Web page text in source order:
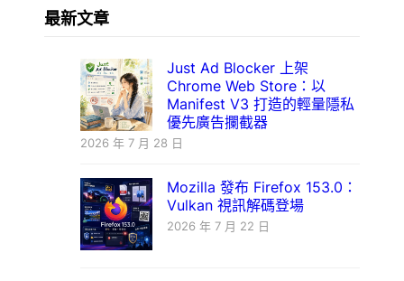
最新文章
Just Ad Blocker 上架
Chrome Web Store：以
Manifest V3 打造的輕量隱私
優先廣告攔截器
2026 年 7 月 28 日
Mozilla 發布 Firefox 153.0：
Vulkan 視訊解碼登場
2026 年 7 月 22 日